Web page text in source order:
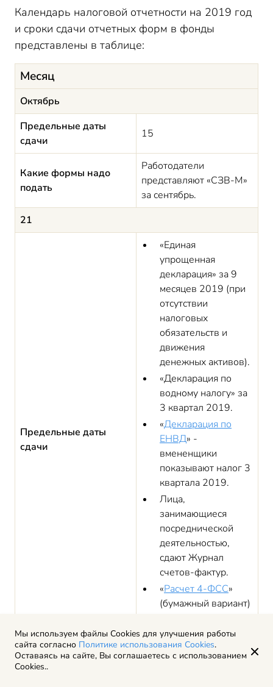
Календарь налоговой отчетности на 2019 год
и сроки сдачи отчетных форм в фонды
представлены в таблице:
Месяц
Октябрь
Предельные даты
сдачи
15
Какие формы надо
подать
Работодатели
представляют «СЗВ-М»
за сентябрь.
21
Предельные даты
сдачи
«Единая
упрощенная
декларация» за 9
месяцев 2019 (при
отсутствии
налоговых
обязательств и
движения
денежных активов).
«Декларация по
водному налогу» за
3 квартал 2019.
«Декларация по
ЕНВД» -
вмененщики
показывают налог 3
квартала 2019.
Лица,
занимающиеся
посреднической
деятельностью,
сдают Журнал
счетов-фактур.
«Расчет 4-ФСС»
(бумажный вариант)
месяцев 2019 года.
25
Мы используем файлы Cookies для улучшения работы
сайта согласно Политике использования Cookies.
Оставаясь на сайте, Вы соглашаетесь с использованием
Cookies..